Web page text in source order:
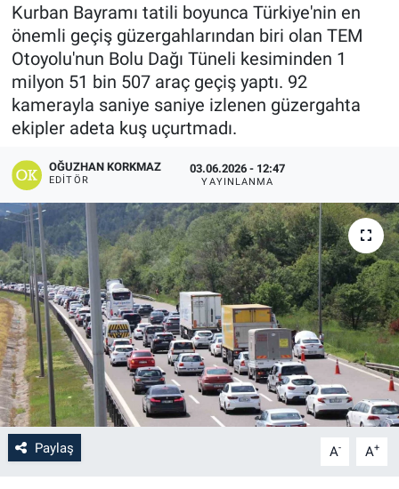
Kurban Bayramı tatili boyunca Türkiye'nin en
önemli geçiş güzergahlarından biri olan TEM
Otoyolu'nun Bolu Dağı Tüneli kesiminden 1
milyon 51 bin 507 araç geçiş yaptı. 92
kamerayla saniye saniye izlenen güzergahta
ekipler adeta kuş uçurtmadı.
OĞUZHAN KORKMAZ
EDITÖR
03.06.2026 - 12:47
YAYINLANMA
Paylaş A- A+
Haber Arşivi